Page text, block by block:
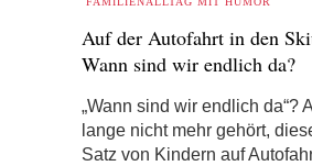
Auf der Autofahrt in den
Wann sind wir endlich da?
„Wann sind wir endlich da“?
lange nicht mehr gehört,
Satz von Kindern auf